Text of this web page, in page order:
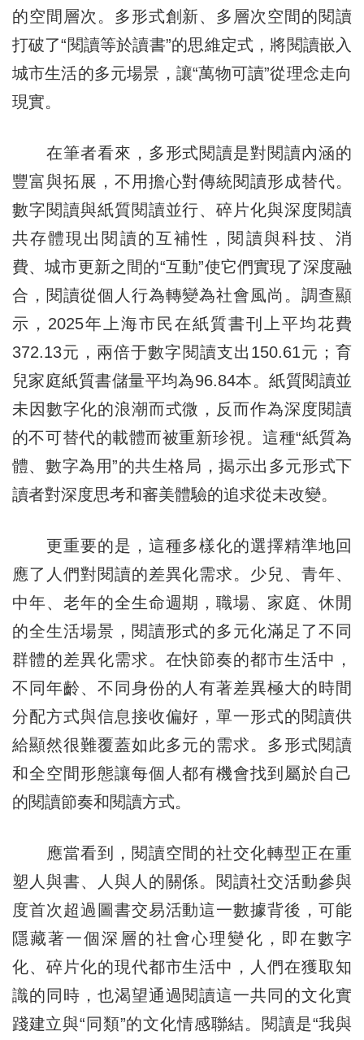
的空間層次。多形式創新、多層次空間的閱讀
打破了“閱讀等於讀書”的思維定式，將閱讀嵌入
城市生活的多元場景，讓“萬物可讀”從理念走向
現實。
在筆者看來，多形式閱讀是對閱讀內涵的
豐富與拓展，不用擔心對傳統閱讀形成替代。
數字閱讀與紙質閱讀並行、碎片化與深度閱讀
共存體現出閱讀的互補性，閱讀與科技、消
費、城市更新之間的“互動”使它們實現了深度融
合，閱讀從個人行為轉變為社會風尚。調查顯
示，2025年上海市民在紙質書刊上平均花費
372.13元，兩倍于數字閱讀支出150.61元；育
兒家庭紙質書儲量平均為96.84本。紙質閱讀並
未因數字化的浪潮而式微，反而作為深度閱讀
的不可替代的載體而被重新珍視。這種“紙質為
體、數字為用”的共生格局，揭示出多元形式下
讀者對深度思考和審美體驗的追求從未改變。
更重要的是，這種多樣化的選擇精準地回
應了人們對閱讀的差異化需求。少兒、青年、
中年、老年的全生命週期，職場、家庭、休閒
的全生活場景，閱讀形式的多元化滿足了不同
群體的差異化需求。在快節奏的都市生活中，
不同年齡、不同身份的人有著差異極大的時間
分配方式與信息接收偏好，單一形式的閱讀供
給顯然很難覆蓋如此多元的需求。多形式閱讀
和全空間形態讓每個人都有機會找到屬於自己
的閱讀節奏和閱讀方式。
應當看到，閱讀空間的社交化轉型正在重
塑人與書、人與人的關係。閱讀社交活動參與
度首次超過圖書交易活動這一數據背後，可能
隱藏著一個深層的社會心理變化，即在數字
化、碎片化的現代都市生活中，人們在獲取知
識的同時，也渴望通過閱讀這一共同的文化實
踐建立與“同類”的文化情感聯結。閱讀是“我與